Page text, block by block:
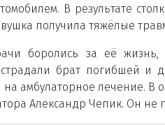
В результате
получила тяжёлые
боролись за её
брат погибшей и
амбулаторное лечение. В
Александр Чепик. Он не